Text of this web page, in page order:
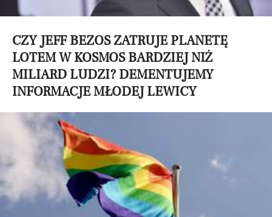
CZY JEFF BEZOS ZATRUJE PLANETĘ
LOTEM W KOSMOS BARDZIEJ NIŻ
MILIARD LUDZI? DEMENTUJEMY
INFORMACJE MŁODEJ LEWICY